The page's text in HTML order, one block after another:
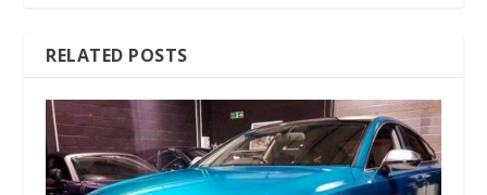
RELATED POSTS